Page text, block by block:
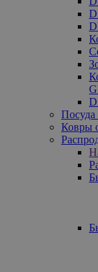
Ковры